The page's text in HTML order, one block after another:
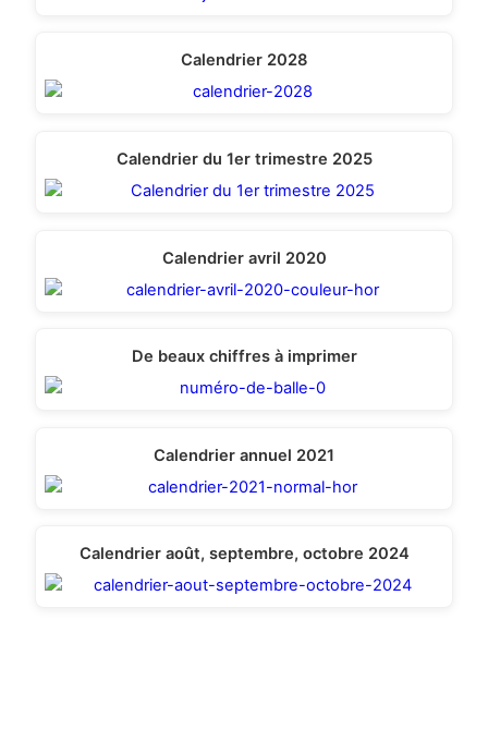
Calendrier 2028
Calendrier du 1er trimestre 2025
Calendrier avril 2020
De beaux chiffres à imprimer
Calendrier annuel 2021
Calendrier août, septembre, octobre 2024